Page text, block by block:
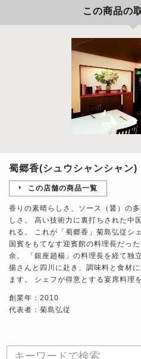
この商品の
蜀郷香(シュウシャンシャン)
この店舗の商品一覧
香りの素晴らしさ、ソース（醤）の
しさ。 高い技術力に裏打ちされた中
れる。 これが「蜀郷香」菊島弘従シ
国賓をもてなす迎賓館の料理長だっ
余。 「銀座趙楊」の料理長を経て独
揚さんと四川に赴き、調味料と食材
ます。 シェフが得意とする宴席料理
創業年：2010
代表者：菊島弘従